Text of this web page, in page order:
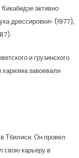
активно
дрессировки» (1977),
и грузинского
харизма завоевали
Тбилиси. Он провел
свою карьеру в